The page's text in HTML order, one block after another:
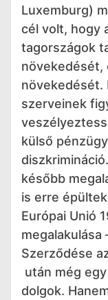
Luxemburg)
cél volt, hogy
tagországok
növekedését,
növekedését.
szerveinek
külső
később
is erre
Európai Unió
Szerződése
után még
dolgok.